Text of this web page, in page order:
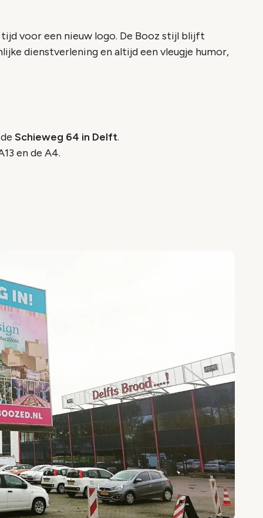
voor een nieuw logo. De Booz stijl blijft
dienstverlening en altijd een vleugje humor,
Schieweg 64 in Delft.
en de A4.